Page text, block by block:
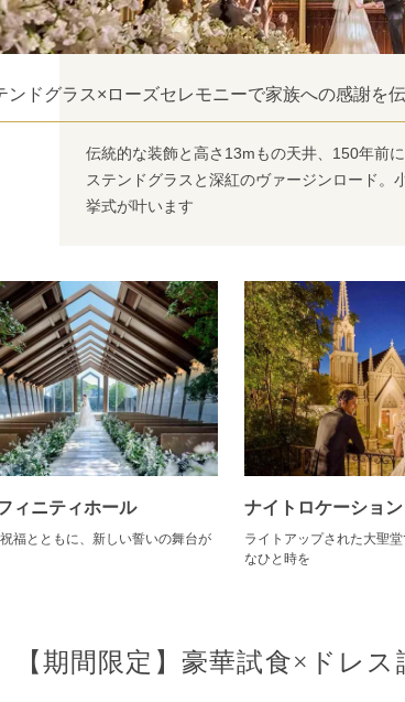
ンドグラス×ローズセレモニーで家族への感謝を
伝統的な装飾と高さ13mもの天井、150年前
ステンドグラスと深紅のヴァージンロード。
挙式が叶います
ィニティホール
福とともに、新しい誓いの舞台が
ナイトロケーション
ライトアップされた大聖
なひと時を
【期間限定】豪華試食×ドレ